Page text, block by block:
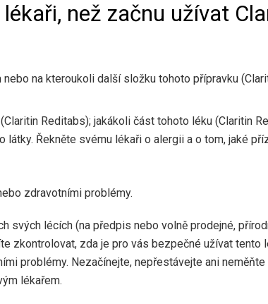
než začnu užívat
na kteroukoli další složku tohoto přípravku
Reditabs); jakákoli část tohoto léku (Claritin
látky. Řekněte svému lékaři o alergii a o tom, jaké
zdravotními problémy.
svých lécích (na předpis nebo volně prodejné,
zkontrolovat, zda je pro vás bezpečné užívat tento
problémy. Nezačínejte, nepřestávejte ani neměňte
lékařem.